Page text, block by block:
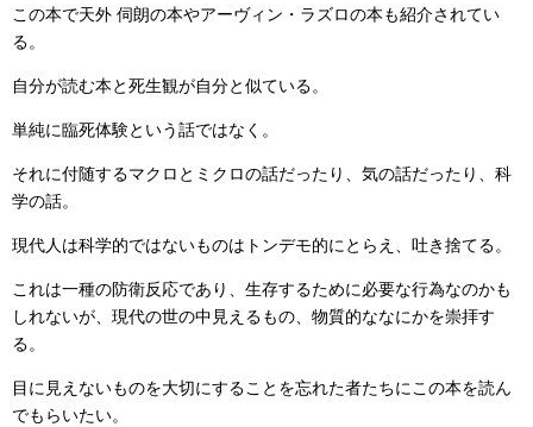
この本で天外 伺朗の本やアーヴィン・ラズロの本も紹介されてい
る。
自分が読む本と死生観が自分と似ている。
単純に臨死体験という話ではなく。
それに付随するマクロとミクロの話だったり、気の話だったり、科
学の話。
現代人は科学的ではないものはトンデモ的にとらえ、吐き捨てる。
これは一種の防衛反応であり、生存するために必要な行為なのかも
しれないが、現代の世の中見えるもの、物質的ななにかを崇拝す
る。
目に見えないものを大切にすることを忘れた者たちにこの本を読ん
でもらいたい。